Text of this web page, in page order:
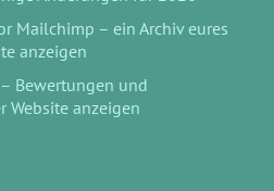
Mailchimp – ein Archiv eures
anzeigen
Bewertungen und
Website anzeigen